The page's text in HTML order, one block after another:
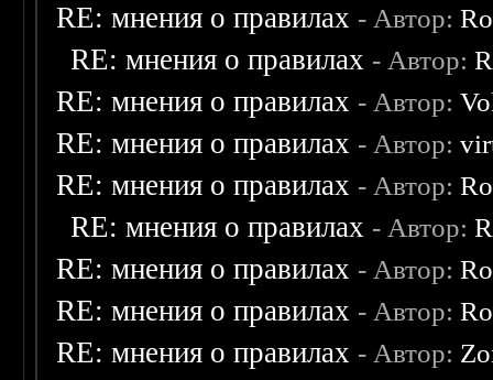
RE: мнения о правилах - Автор:
RE: мнения о правилах - Автор:
RE: мнения о правилах - Автор:
RE: мнения о правилах - Автор:
RE: мнения о правилах - Автор:
RE: мнения о правилах - Автор:
RE: мнения о правилах - Автор:
RE: мнения о правилах - Автор:
RE: мнения о правилах - Автор: